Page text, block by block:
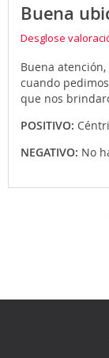
Buena
Desglose
Buena
cuando
que nos
POSITIVO:
NEGATIVO: No